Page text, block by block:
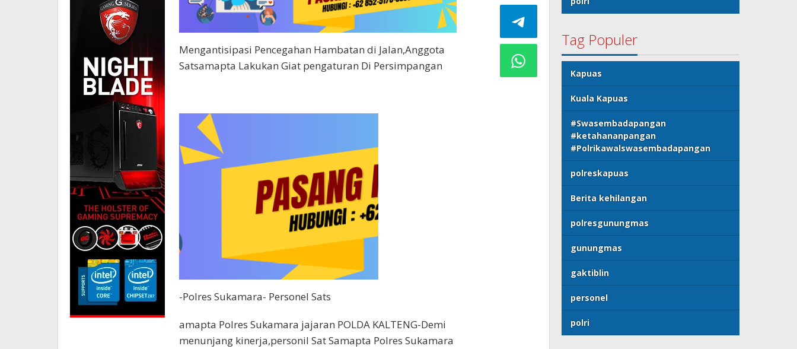
Mengantisipasi Pencegahan Hambatan di Jalan,Anggota
Satsamapta Lakukan Giat pengaturan Di Persimpangan
-Polres Sukamara- Personel Sats
amapta Polres Sukamara jajaran POLDA KALTENG-Demi
menunjang kinerja,personil Sat Samapta Polres Sukamara
Tag Populer
Kapuas
Kuala Kapuas
#Swasembadapangan
#ketahananpangan
#Polrikawalswasembadapangan
polreskapuas
Berita kehilangan
polresgunungmas
gunungmas
gaktiblin
personel
polri